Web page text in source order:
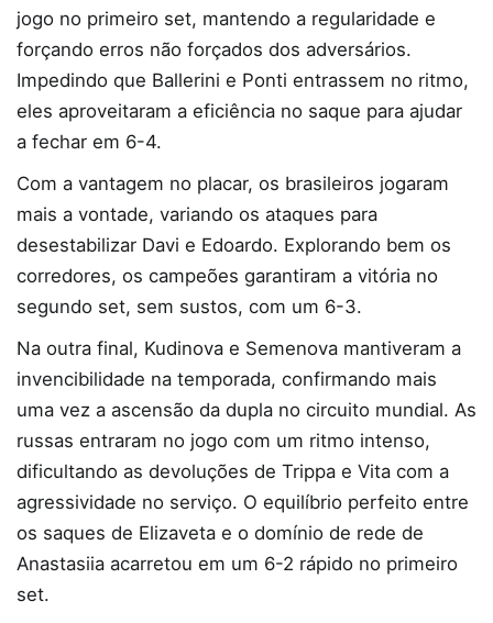
jogo no primeiro set, mantendo a regularidade e
forçando erros não forçados dos adversários.
Impedindo que Ballerini e Ponti entrassem no ritmo,
eles aproveitaram a eficiência no saque para ajudar
a fechar em 6-4.
Com a vantagem no placar, os brasileiros jogaram
mais a vontade, variando os ataques para
desestabilizar Davi e Edoardo. Explorando bem os
corredores, os campeões garantiram a vitória no
segundo set, sem sustos, com um 6-3.
Na outra final, Kudinova e Semenova mantiveram a
invencibilidade na temporada, confirmando mais
uma vez a ascensão da dupla no circuito mundial. As
russas entraram no jogo com um ritmo intenso,
dificultando as devoluções de Trippa e Vita com a
agressividade no serviço. O equilíbrio perfeito entre
os saques de Elizaveta e o domínio de rede de
Anastasiia acarretou em um 6-2 rápido no primeiro
set.